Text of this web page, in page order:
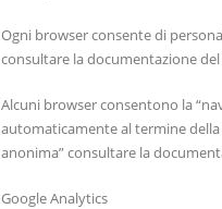
Ogni browser consente di
consultare la documentazione
Alcuni browser consentono la
automaticamente al termine
anonima” consultare la
Google Analytics